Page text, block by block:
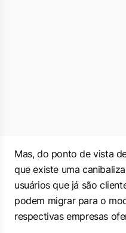
Mas, do ponto de vista
que existe uma
usuários que já são
podem migrar para o
respectivas empresas